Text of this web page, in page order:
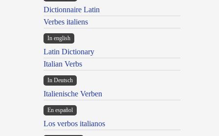
Dictionnaire Latin
Verbes italiens
In english
Latin Dictionary
Italian Verbs
In Deutsch
Italienische Verben
En español
Los verbos italianos